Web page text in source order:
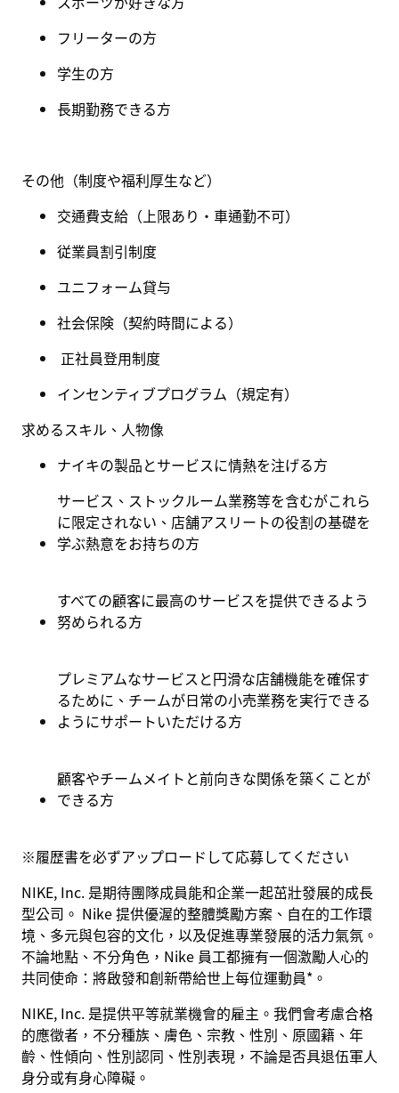
フリーターの方
学生の方
長期勤務できる方
その他（制度や福利厚生など）
交通費支給（上限あり・ 車通勤不可）
従業員割引制度
ユニフォーム貸与
社会保険（契約時間による）
正社員登用制度
インセンティブプログラム（規定有）
求めるスキル、人物像
ナイキの製品とサービスに情熱を注げる方
サービス、ストックルーム業務等を含むがこれら
に限定されない、店舗アスリートの役割の基礎を
学ぶ熱意をお持ちの方
すべての顧客に最高のサービスを提供できるよう
努められる方
プレミアムなサービスと円滑な店舗機能を確保す
るために、チームが日常の小売業務を実行できる
ようにサポートいただける方
顧客やチームメイトと前向きな関係を築くことが
できる方
※履歴書を必ずアップロードして応募してください
NIKE, Inc. 是期待團隊成員能和企業一起茁壯發展的成長
型公司。 Nike 提供優渥的整體獎勵方案、自在的工作環
境、多元與包容的文化，以及促進專業發展的活力氣氛。
不論地點、不分角色，Nike 員工都擁有一個激勵人心的
共同使命：將啟發和創新帶給世上每位運動員*。
NIKE, Inc. 是提供平等就業機會的雇主。我們會考慮合格
的應徵者，不分種族、膚色、宗教、性別、原國籍、年
齡、性傾向、性別認同、性別表現，不論是否具退伍軍人
身分或有身心障礙。